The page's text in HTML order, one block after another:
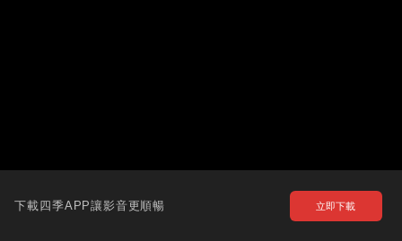
下載四季APP讓影音更順暢 立即下載